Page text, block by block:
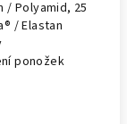
/ Polyamid, 25
/ Elastan
ponožek